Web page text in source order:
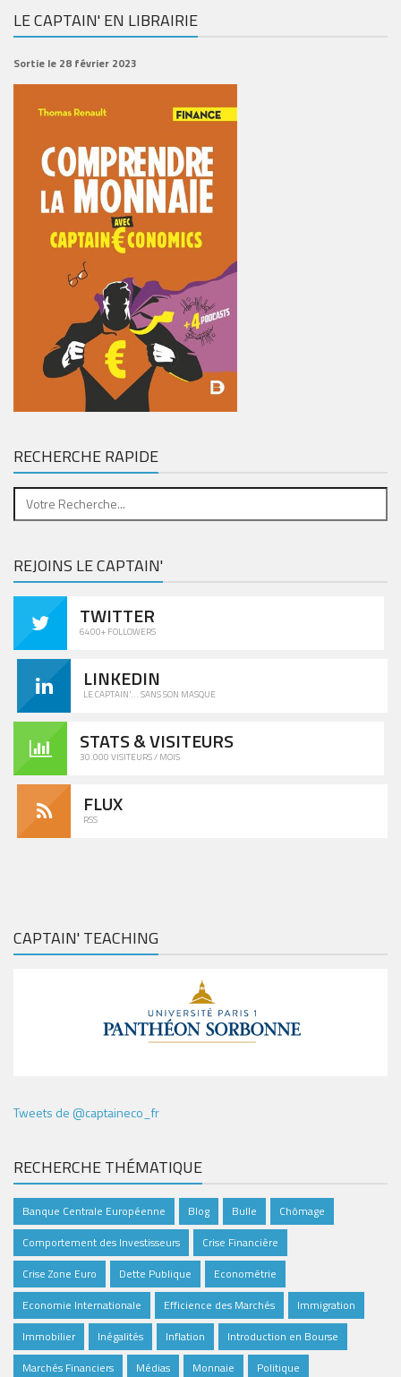
LE CAPTAIN' EN LIBRAIRIE
Sortie le 28 février 2023
RECHERCHE RAPIDE
REJOINS LE CAPTAIN'
TWITTER
6400+ FOLLOWERS
LINKEDIN
LE CAPTAIN'... SANS SON MASQUE
STATS & VISITEURS
30.000 VISITEURS / MOIS
FLUX
RSS
CAPTAIN' TEACHING
Tweets de @captaineco_fr
RECHERCHE THÉMATIQUE
Banque Centrale Européenne Blog Bulle
Chômage
Comportement des Investisseurs
Crise Financière
Crise Zone Euro
Dette Publique
Econométrie
Economie Internationale
Efficience des Marchés
Immigration
Immobilier
Inégalités Inflation
Introduction en Bourse
Marchés Financiers
Médias Monnaie
Politique